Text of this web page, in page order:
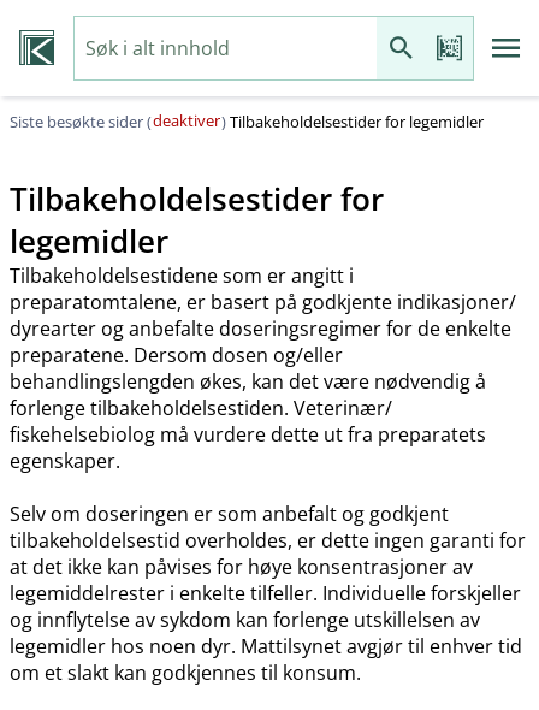
Siste besøkte sider (deaktiver)Tilbakeholdelsestider for legemidler
Tilbakeholdelsestider for
legemidler
Tilbakeholdelsestidene som er angitt i
preparatomtalene, er basert på godkjente indikasjoner​/​
dyrearter og anbefalte doseringsregimer for de enkelte
preparatene. Dersom dosen og​/​eller
behandlingslengden økes, kan det være nødvendig å
forlenge tilbakeholdelsestiden. Veterinær​/​
fiskehelsebiolog må vurdere dette ut fra preparatets
egenskaper.
Selv om doseringen er som anbefalt og godkjent
tilbakeholdelsestid overholdes, er dette ingen garanti for
at det ikke kan påvises for høye konsentrasjoner av
legemiddelrester i enkelte tilfeller. Individuelle forskjeller
og innflytelse av sykdom kan forlenge utskillelsen av
legemidler hos noen dyr. Mattilsynet avgjør til enhver tid
om et slakt kan godkjennes til konsum.